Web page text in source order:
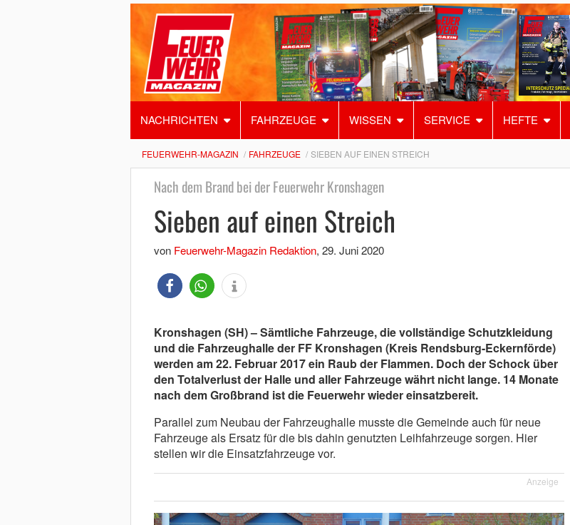
NACHRICHTEN FAHRZEUGE WISSEN SERVICE HEFTE
FEUERWEHR-MAGAZIN FAHRZEUGE SIEBEN AUF EINEN STREICH
Nach dem Brand bei der Feuerwehr Kronshagen
Sieben auf einen Streich
von Feuerwehr-Magazin Redaktion, 29. Juni 2020
Kronshagen (SH) – Sämtliche Fahrzeuge, die vollständige Schutzkleidung
und die Fahrzeughalle der FF Kronshagen (Kreis Rendsburg-Eckernförde)
werden am 22. Februar 2017 ein Raub der Flammen. Doch der Schock über
den Totalverlust der Halle und aller Fahrzeuge währt nicht lange. 14 Monate
nach dem Großbrand ist die Feuerwehr wieder einsatzbereit.
Parallel zum Neubau der Fahrzeughalle musste die Gemeinde auch für neue
Fahrzeuge als Ersatz für die bis dahin genutzten Leihfahrzeuge sorgen. Hier
stellen wir die Einsatzfahrzeuge vor.
Anzeige